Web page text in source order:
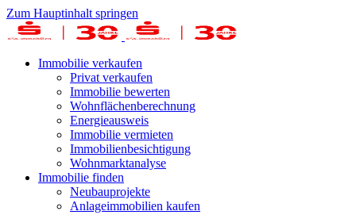
Zum Hauptinhalt springen
Immobilie verkaufen
Privat verkaufen
Immobilie bewerten
Wohnflächenberechnung
Energieausweis
Immobilie vermieten
Immobilienbesichtigung
Wohnmarktanalyse
Immobilie finden
Neubauprojekte
Anlageimmobilien kaufen